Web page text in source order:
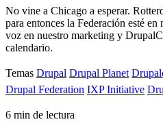
No vine a Chicago a esperar.
para entonces la Federación esté
voz en nuestro marketing y
calendario.
Temas Drupal Drupal Planet
Drupal Federation IXP Initiative
6 min de lectura